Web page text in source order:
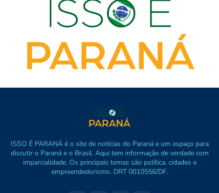
ISSO É PARANÁ é o site de notícias do Paraná e um espaço para
discutir o Paraná e o Brasil. Aqui tem informação de verdade com
imparcialidade. Os principais temas são política, cidades e
empreendedorismo. DRT 0010556/DF.